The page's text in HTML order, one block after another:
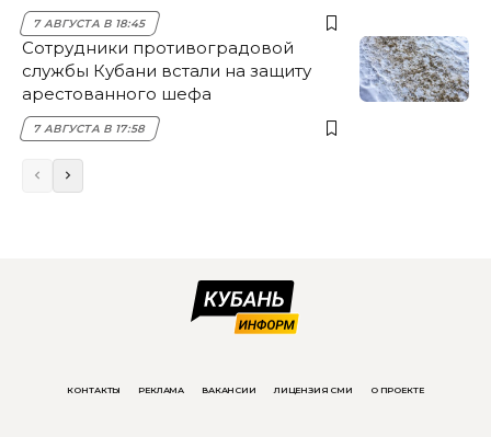
7 АВГУСТА В 18:45
Сотрудники противоградовой
службы Кубани встали на защиту
арестованного шефа
7 АВГУСТА В 17:58
КОНТАКТЫ РЕКЛАМА ВАКАНСИИ ЛИЦЕНЗИЯ СМИ О ПРОЕКТЕ